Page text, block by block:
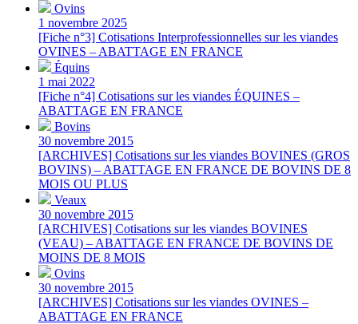
Ovins
1 novembre 2025
[Fiche n°3] Cotisations Interprofessionnelles sur les viandes
OVINES – ABATTAGE EN FRANCE
Équins
1 mai 2022
[Fiche n°4] Cotisations sur les viandes ÉQUINES –
ABATTAGE EN FRANCE
Bovins
30 novembre 2015
[ARCHIVES] Cotisations sur les viandes BOVINES (GROS
BOVINS) – ABATTAGE EN FRANCE DE BOVINS DE 8
MOIS OU PLUS
Veaux
30 novembre 2015
[ARCHIVES] Cotisations sur les viandes BOVINES
(VEAU) – ABATTAGE EN FRANCE DE BOVINS DE
MOINS DE 8 MOIS
Ovins
30 novembre 2015
[ARCHIVES] Cotisations sur les viandes OVINES –
ABATTAGE EN FRANCE